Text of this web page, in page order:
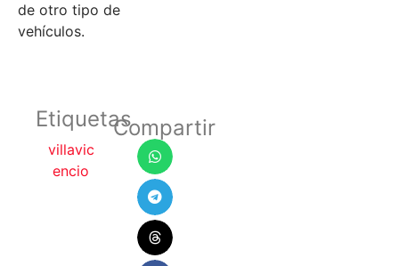
de otro tipo de
vehículos.
Etiquetas
villavic
encio
Compartir